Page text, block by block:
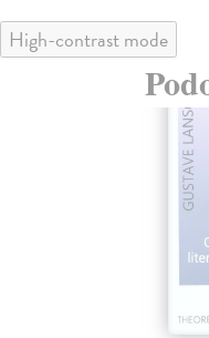
High-contrast mode